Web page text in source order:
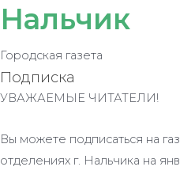
Нальчик
Городская газета
Подписка
УВАЖАЕМЫЕ ЧИТАТЕЛИ!
Вы можете подписаться на
отделениях г. Нальчика на